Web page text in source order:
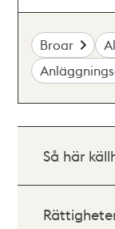
Broar
Så här